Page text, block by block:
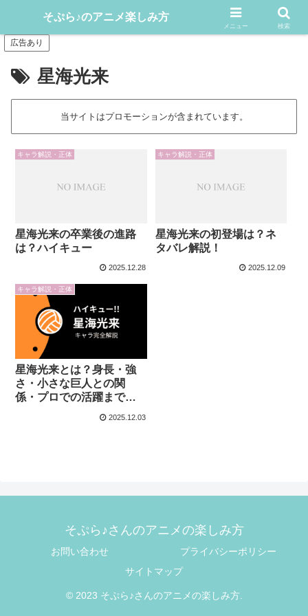
アニメや漫画をどんどん楽しむ情報発信サイト
広告あり
星海光来
当サイトはプロモーションが含まれています。
キャラ解説・正体
星海光来の卒業後の進路
は？ハイキュー
2025.12.28
キャラ解説・正体
星海光来の初登場は？ネ
タバレ解説！
2025.12.09
キャラ解説・正体
星海光来とは？身長・強
さ・小さな巨人との関
係・プロでの活躍まで徹
2025.12.03
そぷら♪さんのアニメの楽しみ方
お問い合わせ
プライバシーポリシー
サイトマップ
© 2023 そぷら♪さんのアニメの楽しみ方.
そぷら♪のアニメ楽しみ方
メニュー 検索